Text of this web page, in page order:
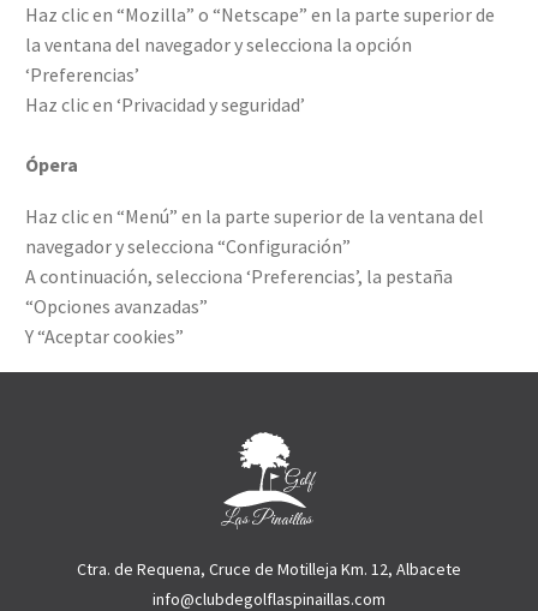
Haz clic en “Mozilla” o “Netscape” en la parte superior de
la ventana del navegador y selecciona la opción
‘Preferencias’
Haz clic en ‘Privacidad y seguridad’
Ópera
Haz clic en “Menú” en la parte superior de la ventana del
navegador y selecciona “Configuración”
A continuación, selecciona ‘Preferencias’, la pestaña
“Opciones avanzadas”
Y “Aceptar cookies”
Ctra. de Requena, Cruce de Motilleja Km. 12, Albacete
info@clubdegolflaspinaillas.com